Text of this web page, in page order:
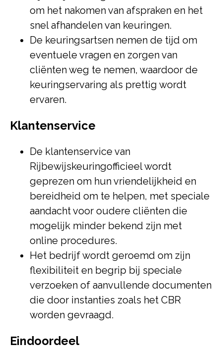
om het nakomen van afspraken en het
snel afhandelen van keuringen.
De keuringsartsen nemen de tijd om
eventuele vragen en zorgen van
cliënten weg te nemen, waardoor de
keuringservaring als prettig wordt
ervaren.
Klantenservice
De klantenservice van
Rijbewijskeuringofficieel wordt
geprezen om hun vriendelijkheid en
bereidheid om te helpen, met speciale
aandacht voor oudere cliënten die
mogelijk minder bekend zijn met
online procedures.
Het bedrijf wordt geroemd om zijn
flexibiliteit en begrip bij speciale
verzoeken of aanvullende documenten
die door instanties zoals het CBR
worden gevraagd.
Eindoordeel